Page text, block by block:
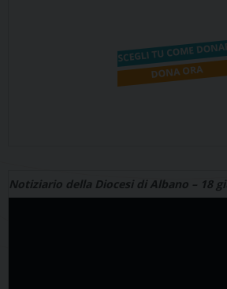
Notiziario della Diocesi di Albano – 18